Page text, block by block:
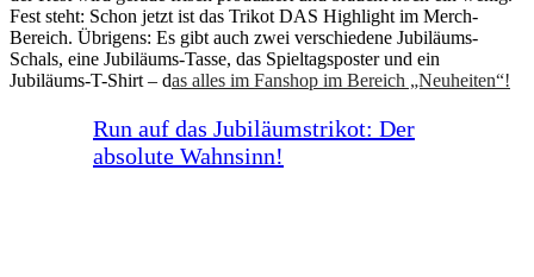
Fest steht: Schon jetzt ist das Trikot DAS Highlight im Merch-
Bereich. Übrigens: Es gibt auch zwei verschiedene Jubiläums-
Schals, eine Jubiläums-Tasse, das Spieltagsposter und ein
Jubiläums-T-Shirt – das alles im Fanshop im Bereich „Neuheiten“!
Run auf das Jubiläumstrikot: Der
absolute Wahnsinn!